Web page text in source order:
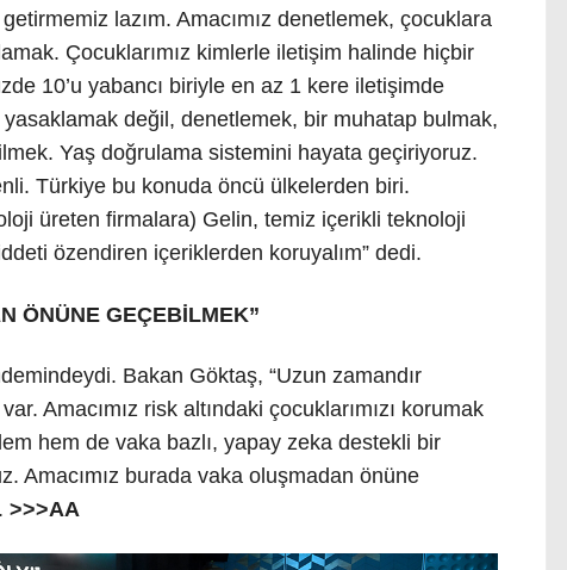
lazım. Amacımız denetlemek, çocuklara
Çocuklarımız kimlerle iletişim halinde hiçbir
10’u yabancı biriyle en az 1 kere iletişimde
yasaklamak değil, denetlemek, bir muhatap bulmak,
Yaş doğrulama sistemini hayata geçiriyoruz.
Türkiye bu konuda öncü ülkelerden biri.
üreten firmalara) Gelin, temiz içerikli teknoloji
özendiren içeriklerden koruyalım” dedi.
ÖNÜNE GEÇEBİLMEK”
Bakan Göktaş, “Uzun zamandır
Amacımız risk altındaki çocuklarımızı korumak
hem de vaka bazlı, yapay zeka destekli bir
Amacımız burada vaka oluşmadan önüne
>>>AA